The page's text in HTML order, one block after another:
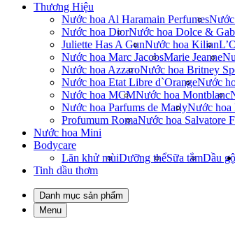
Thương Hiệu
Nước hoa Al Haramain PerfumesNước
Nước hoa DiorNước hoa Dolce &
Juliette Has A GunNước hoa Kilian
Nước hoa Marc JacobsMarie Jeanne
Nước hoa AzzaroNước hoa Britney
Nước hoa Etat Libre d`OrangeNước
Nước hoa MCMNước hoa Montblanc
Nước hoa Parfums de MarlyNước hoa
Profumum RomaNước hoa Salvatore
Nước hoa Mini
Bodycare
Lăn khử mùiDưỡng thểSữa tắmDầu
Tinh dầu thơm
Danh mục sản phẩm
Menu